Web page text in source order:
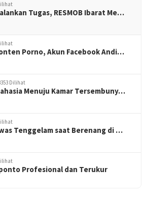
Tugas, RESMOB Ibarat Me…
Porno, Akun Facebook Andi…
Dilihat
Menuju Kamar Tersembuny…
Tenggelam saat Berenang di …
Profesional dan Terukur